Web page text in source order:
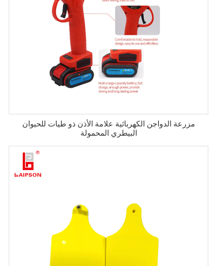
مزرعة الدواجن الكهربائية علامة الأذن ذو طيات للحيوان
البيطري المحمولة